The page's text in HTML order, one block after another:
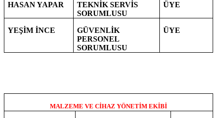
HASAN YAPAR
TEKNİK SERVİS
SORUMLUSU
ÜYE
YEŞİM İNCE
GÜVENLİK
PERSONEL
SORUMLUSU
ÜYE
MALZEME VE CİHAZ YÖNETİM EKİBİ